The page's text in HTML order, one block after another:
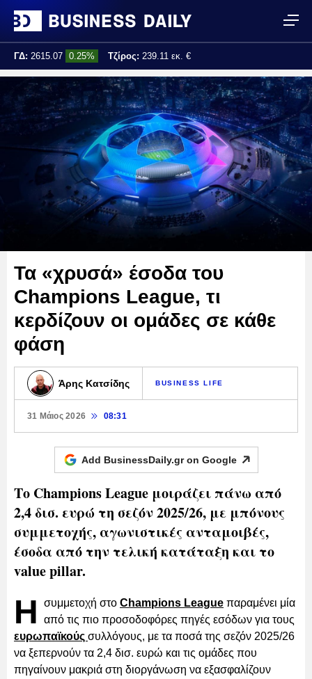
ΓΔ: 2615.07 0.25% Τζίρος: 239.11 εκ. €
Τελ. ενημέρωση: 17:25:01
Τα «χρυσά» έσοδα του
Champions League, τι
κερδίζουν οι ομάδες σε κάθε
φάση
Άρης Κατσίδης BUSINESS LIFE
31 Μάιος 2026 08:31
Add BusinessDaily.gr on Google
Το Champions League μοιράζει πάνω από
2,4 δισ. ευρώ τη σεζόν 2025/26, με μπόνους
συμμετοχής, αγωνιστικές ανταμοιβές,
έσοδα από την τελική κατάταξη και το
value pillar.
Η συμμετοχή στο Champions League παραμένει μία
από τις πιο προσοδοφόρες πηγές εσόδων για τους
ευρωπαϊκούς συλλόγους, με τα ποσά της σεζόν 2025/26
να ξεπερνούν τα 2,4 δισ. ευρώ και τις ομάδες που
πηγαίνουν μακριά στη διοργάνωση να εξασφαλίζουν